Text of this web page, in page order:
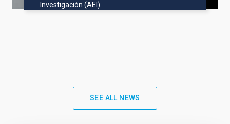
Investigación (AEI)
SEE ALL NEWS